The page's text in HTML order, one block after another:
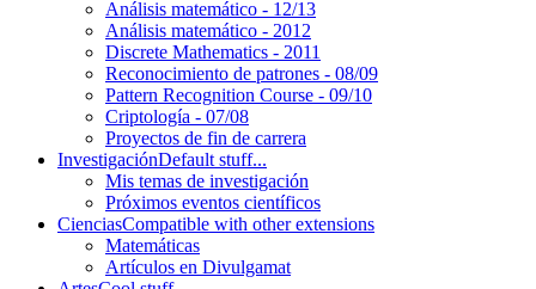
Análisis matemático - 12/13
Análisis matemático - 2012
Discrete Mathematics - 2011
Reconocimiento de patrones - 08/09
Pattern Recognition Course - 09/10
Criptología - 07/08
Proyectos de fin de carrera
InvestigaciónDefault stuff...
Mis temas de investigación
Próximos eventos científicos
CienciasCompatible with other extensions
Matemáticas
Artículos en Divulgamat